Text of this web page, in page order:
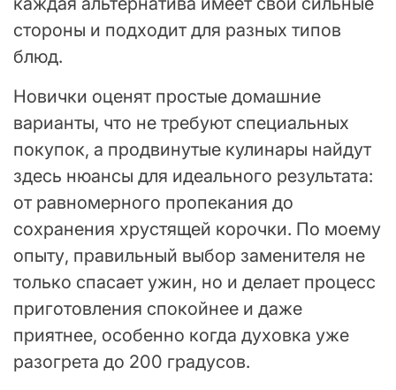
стороны и подходит для разных типов
блюд.
Новички оценят простые домашние
варианты, что не требуют специальных
покупок, а продвинутые кулинары найдут
здесь нюансы для идеального результата:
от равномерного пропекания до
сохранения хрустящей корочки. По моему
опыту, правильный выбор заменителя не
только спасает ужин, но и делает процесс
приготовления спокойнее и даже
приятнее, особенно когда духовка уже
разогрета до 200 градусов.